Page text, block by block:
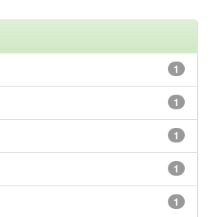
1
1
1
1
1